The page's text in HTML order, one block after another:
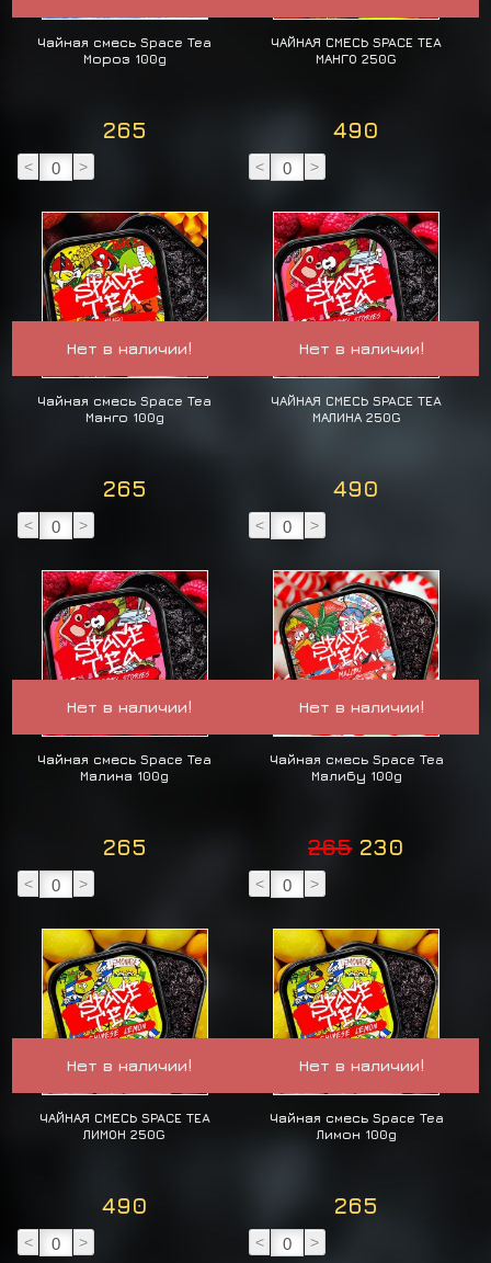
Чайная смесь Space Tea
Мороз 100g
265
< >
ЧАЙНАЯ СМЕСЬ SPACE TEA
МАНГО 250G
490
< >
Нет в наличии!
Чайная смесь Space Tea
Манго 100g
265
< >
Нет в наличии!
ЧАЙНАЯ СМЕСЬ SPACE TEA
МАЛИНА 250G
490
< >
Нет в наличии!
Чайная смесь Space Tea
Малина 100g
265
< >
Нет в наличии!
Чайная смесь Space Tea
Малибу 100g
265 230
< >
Нет в наличии!
ЧАЙНАЯ СМЕСЬ SPACE TEA
ЛИМОН 250G
490
< >
Нет в наличии!
Чайная смесь Space Tea
Лимон 100g
265
< >